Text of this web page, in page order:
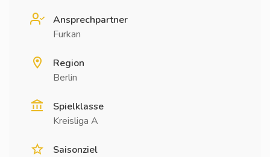
Ansprechpartner
Furkan
Region
Berlin
Spielklasse
Kreisliga A
Saisonziel